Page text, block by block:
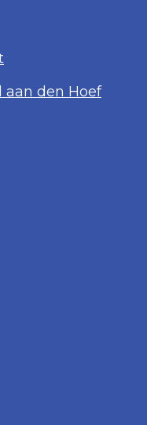
aan den Hoef